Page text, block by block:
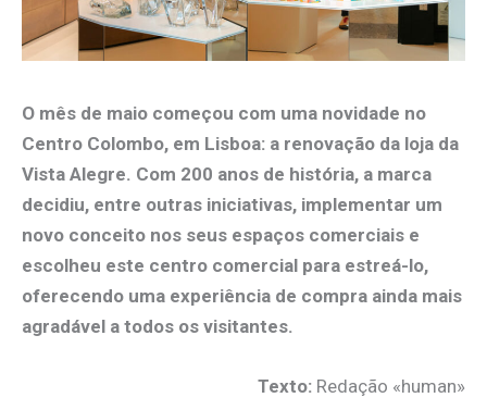
O mês de maio começou com uma novidade no
Centro Colombo, em Lisboa: a renovação da loja da
Vista Alegre. Com 200 anos de história, a marca
decidiu, entre outras iniciativas, implementar um
novo conceito nos seus espaços comerciais e
escolheu este centro comercial para estreá-lo,
oferecendo uma experiência de compra ainda mais
agradável a todos os visitantes.
Texto: Redação «human»